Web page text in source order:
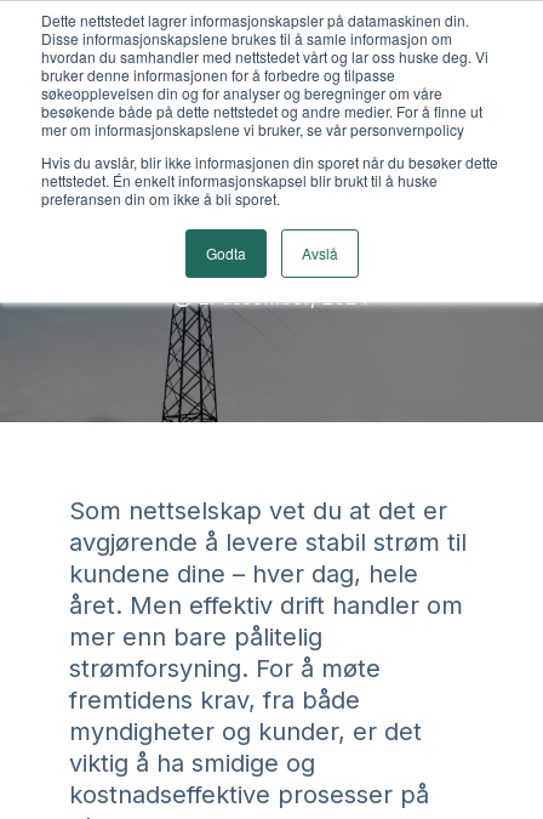
Dette nettstedet lagrer informasjonskapsler på datamaskinen din.
Disse informasjonskapslene brukes til å samle informasjon om
hvordan du samhandler med nettstedet vårt og lar oss huske deg. Vi
bruker denne informasjonen for å forbedre og tilpasse
søkeopplevelsen din og for analyser og beregninger om våre
besøkende både på dette nettstedet og andre medier. For å finne ut
mer om informasjonskapslene vi bruker, se vår personvernpolicy
Hvis du avslår, blir ikke informasjonen din sporet når du besøker dette
nettstedet. Én enkelt informasjonskapsel blir brukt til å huske
preferansen din om ikke å bli sporet.
Godta Avslå
Er ditt nettselskap klart
for fremtidens krav?
Annonsørinnhold fra
Lime Technologies
2. desember, 2024
Som nettselskap vet du at det er
avgjørende å levere stabil strøm til
kundene dine – hver dag, hele
året. Men effektiv drift handler om
mer enn bare pålitelig
strømforsyning. For å møte
fremtidens krav, fra både
myndigheter og kunder, er det
viktig å ha smidige og
kostnadseffektive prosesser på